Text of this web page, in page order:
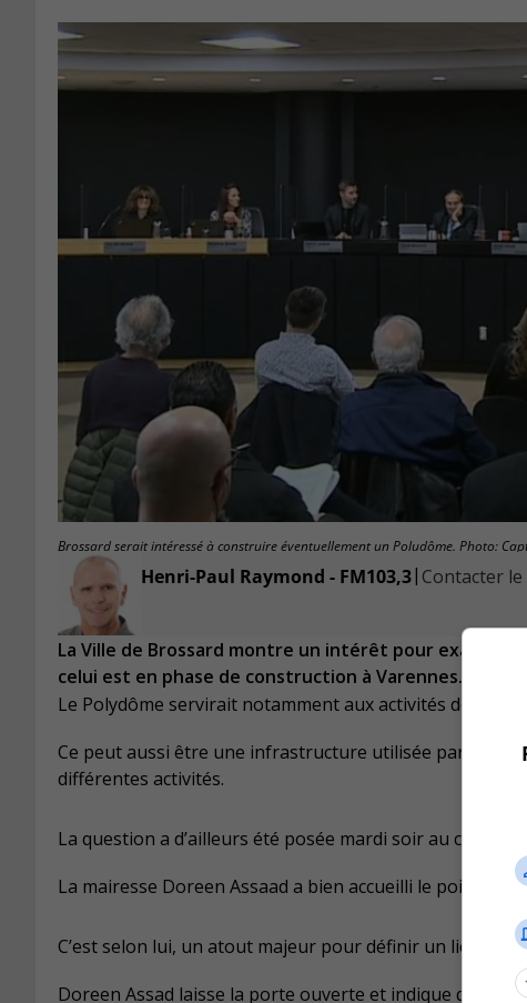
Brossard serait intéressé à construire éventuellement un Poludôme. Photo:
Henri-Paul Raymond - FM103,3| Contacter
La Ville de Brossard montre un intérêt pour
celui est en phase de construction à Varennes.
Le Polydôme servirait notamment aux activités de
Ce peut aussi être une infrastructure utilisée par les
différentes activités.
La question a d’ailleurs été posée mardi soir au conseil
La mairesse Doreen Assaad a bien accueilli le point du
C’est selon lui, un atout majeur pour définir un lieu de
Doreen Assad laisse la porte ouverte et indique que le